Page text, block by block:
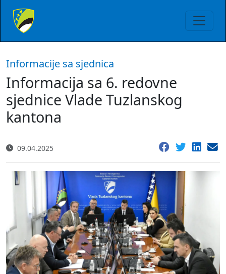
Informacije sa sjednica
Informacija sa 6. redovne
sjednice Vlade Tuzlanskog
kantona
09.04.2025